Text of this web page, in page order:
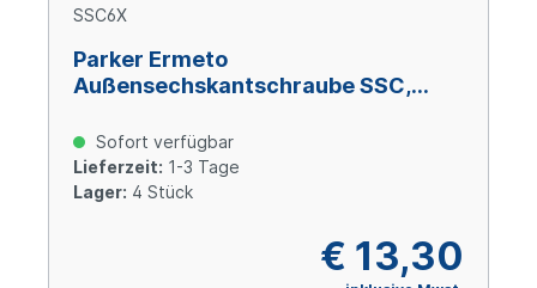
SSC6X
Parker Ermeto
Außensechskantschraube SSC,
Cr(VI)-frei
Sofort verfügbar
Lieferzeit: 1-3 Tage
Lager: 4 Stück
€ 13,30